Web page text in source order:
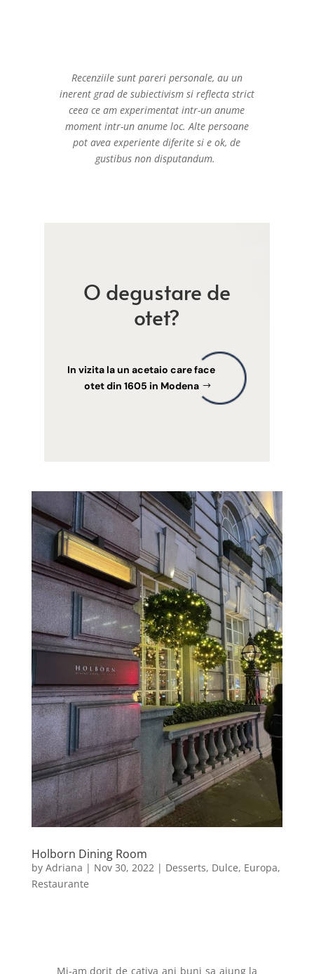
Recenziile sunt pareri personale, au un
inerent grad de subiectivism si reflecta strict
ceea ce am experimentat intr-un anume
moment intr-un anume loc. Alte persoane
pot avea experiente diferite si e ok, de
gustibus non disputandum.
O degustare de
otet?
In vizita la un acetaio care face
otet din 1605 in Modena
Holborn Dining Room
by Adriana | Nov 30, 2022| Desserts, Dulce, Europa,
Restaurante
Mi-am dorit de cativa ani buni sa ajung la